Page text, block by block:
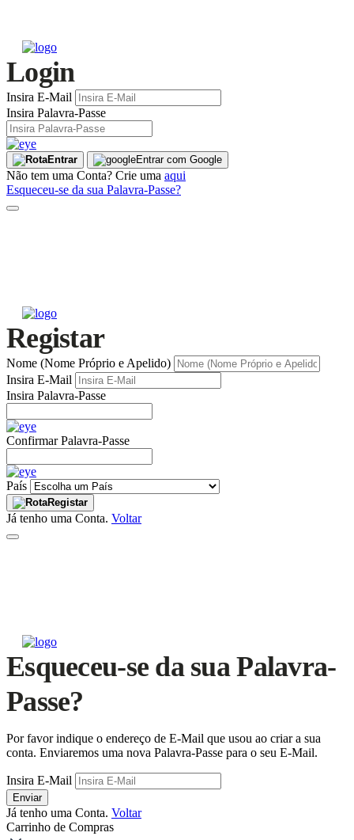
Login
Insira E-Mail
Insira Palavra-Passe
Entrar Entrar com Google
Não tem uma Conta? Crie uma aqui
Esqueceu-se da sua Palavra-Passe?
Registar
Nome (Nome Próprio e Apelido)
Insira E-Mail
Insira Palavra-Passe
Confirmar Palavra-Passe
País
Registar
Já tenho uma Conta. Voltar
Esqueceu-se da sua Palavra-
Passe?
Por favor indique o endereço de E-Mail que usou ao criar a sua
conta. Enviaremos uma nova Palavra-Passe para o seu E-Mail.
Insira E-Mail
Enviar
Já tenho uma Conta. Voltar
Carrinho de Compras